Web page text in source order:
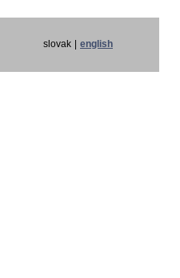
slovak english